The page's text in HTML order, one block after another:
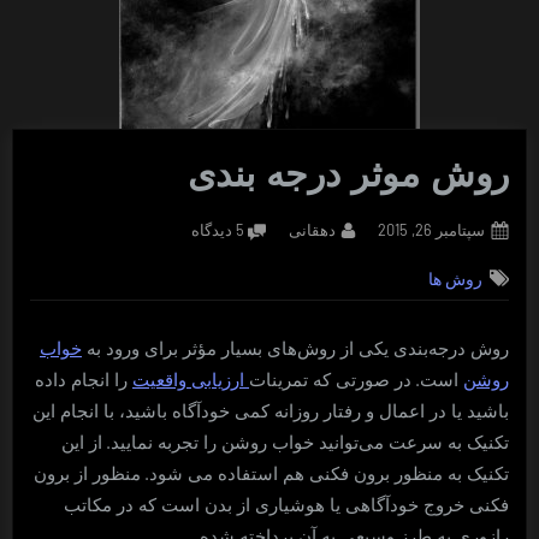
روش موثر درجه بندی
Posted
سپتامبر 26, 2015 By
دهقانی 5 دیدگاه
درجه
روش ها
روش درجه‌بندی یکی از روش‌های بسیار مؤثر برای ورود به خواب
روشن است. در صورتی که تمرینات ارزیابی واقعیت را انجام داده
باشید یا در اعمال و رفتار روزانه کمی خودآگاه باشید، با انجام این
تکنیک به سرعت می‌توانید خواب روشن را تجربه نمایید. از این
تکنیک به منظور برون فکنی هم استفاده می شود. منظور از برون
فکنی خروج خودآگاهی یا هوشیاری از بدن است که در مکاتب